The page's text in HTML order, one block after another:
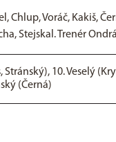
Chlup, Voráč, Kakiš,
Stejskal. Trenér
Stránský), 10. Veselý
(Černá)